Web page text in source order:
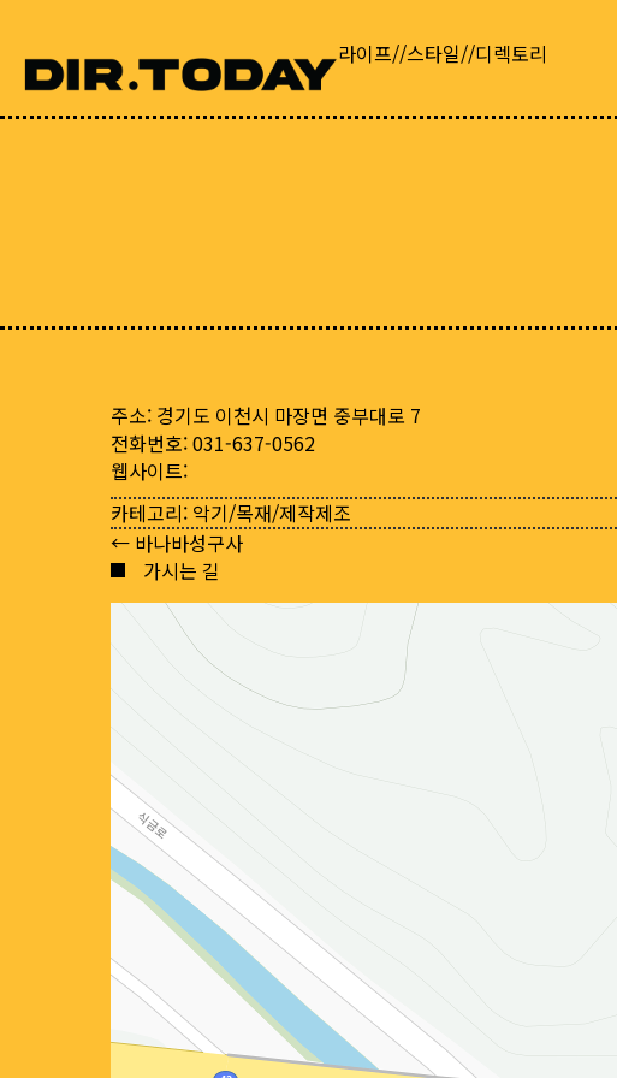
라이프//스타일//디렉토리
주소: 경기도 이천시 마장면 중부대로 7
전화번호: 031-637-0562
웹사이트:
카테고리: 악기/목재/제작제조
Posts
navigation
← 바나바성구사
가시는 길